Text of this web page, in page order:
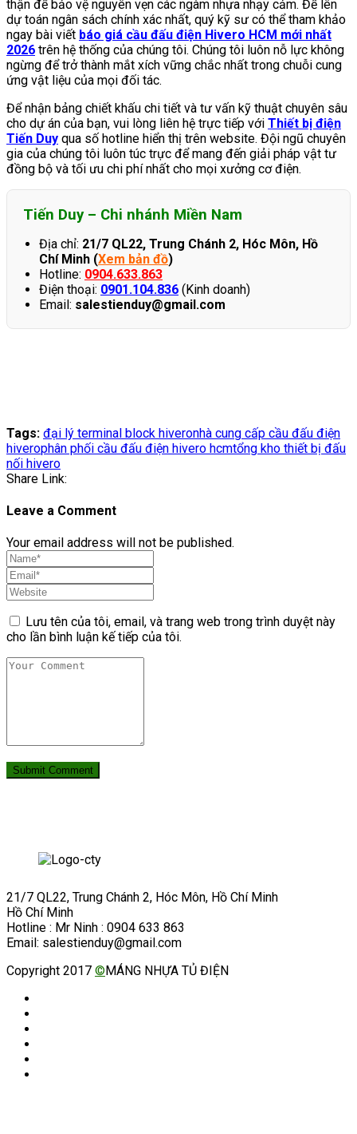
thận để bảo vệ nguyên vẹn các ngàm nhựa nhạy cảm. Để lên
dự toán ngân sách chính xác nhất, quý kỹ sư có thể tham khảo
ngay bài viết báo giá cầu đấu điện Hivero HCM mới nhất
2026 trên hệ thống của chúng tôi. Chúng tôi luôn nỗ lực không
ngừng để trở thành mắt xích vững chắc nhất trong chuỗi cung
ứng vật liệu của mọi đối tác.
Để nhận bảng chiết khấu chi tiết và tư vấn kỹ thuật chuyên sâu
cho dự án của bạn, vui lòng liên hệ trực tiếp với Thiết bị điện
Tiến Duy qua số hotline hiển thị trên website. Đội ngũ chuyên
gia của chúng tôi luôn túc trực để mang đến giải pháp vật tư
đồng bộ và tối ưu chi phí nhất cho mọi xưởng cơ điện.
Tiến Duy – Chi nhánh Miền Nam
Địa chỉ: 21/7 QL22, Trung Chánh 2, Hóc Môn, Hồ
Chí Minh (Xem bản đồ)
Hotline: 0904.633.863
Điện thoại: 0901.104.836 (Kinh doanh)
Email: salestienduy@gmail.com
Tags: đại lý terminal block hiveronhà cung cấp cầu đấu điện
hiverophân phối cầu đấu điện hivero hcmtổng kho thiết bị đấu
nối hivero
Share Link:
Leave a Comment
Your email address will not be published.
Lưu tên của tôi, email, và trang web trong trình duyệt này
cho lần bình luận kế tiếp của tôi.
21/7 QL22, Trung Chánh 2, Hóc Môn, Hồ Chí Minh
Hồ Chí Minh
Hotline : Mr Ninh : 0904 633 863
Email: salestienduy@gmail.com
Copyright 2017 © MÁNG NHỰA TỦ ĐIỆN